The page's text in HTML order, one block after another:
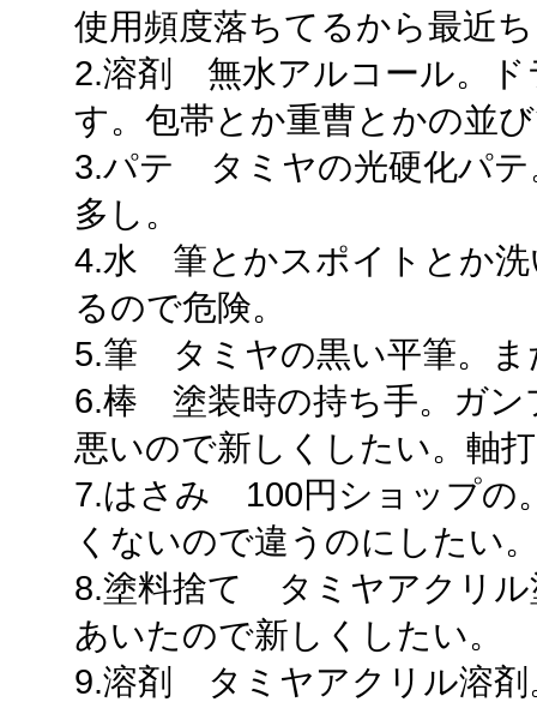
使用頻度落ちてるから最近
2.溶剤 無水アルコール。ド
す。包帯とか重曹とかの並
3.パテ タミヤの光硬化パテ
多し。
4.水 筆とかスポイトとか洗
るので危険。
5.筆 タミヤの黒い平筆。ま
6.棒 塗装時の持ち手。ガン
悪いので新しくしたい。軸
7.はさみ 100円ショップの
くないので違うのにしたい
8.塗料捨て タミヤアクリル
あいたので新しくしたい。
9.溶剤 タミヤアクリル溶剤